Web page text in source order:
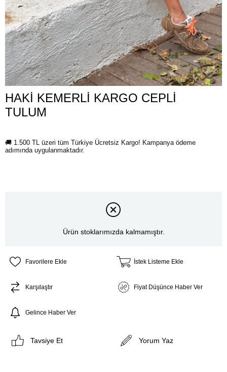
HAKİ KEMERLİ KARGO CEPLİ
TULUM
Ürün stoklarımızda kalmamıştır.
Favorilere Ekle İstek Listeme Ekle
Karşılaştır Fiyat Düşünce Haber Ver
Gelince Haber Ver
Tavsiye Et Yorum Yaz